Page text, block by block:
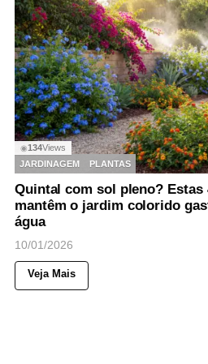
◉134Views
JARDINAGEM
PLANTAS
Quintal com sol pleno?
mantêm o jardim colorido
água
10/01/2026
Veja Mais